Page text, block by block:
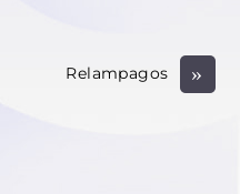
»
Relampagos